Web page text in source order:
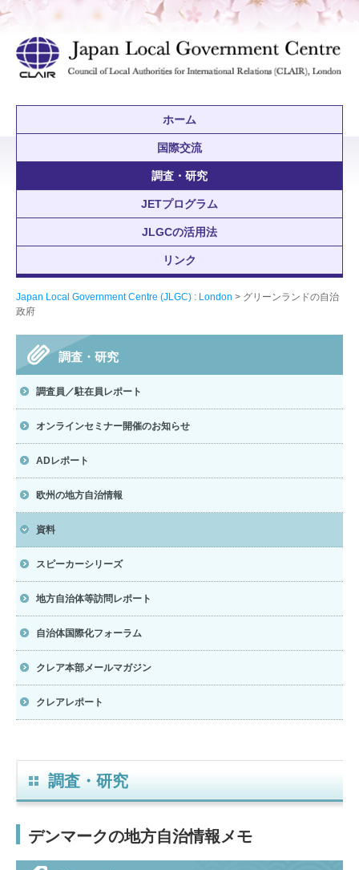
ホーム
国際交流
調査・研究
JETプログラム
JLGCの活用法
リンク
Japan Local Government Centre (JLGC) : London > グリーンランドの自治
政府
調査・研究
調査員／駐在員レポート
オンラインセミナー開催のお知らせ
ADレポート
欧州の地方自治情報
資料
スピーカーシリーズ
地方自治体等訪問レポート
自治体国際化フォーラム
クレア本部メールマガジン
クレアレポート
調査・研究
デンマークの地方自治情報メモ